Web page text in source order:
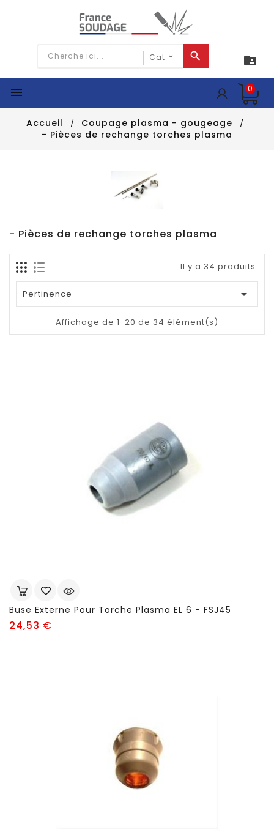

 0
Accueil
Coupage plasma - gougeage
- Pièces de rechange torches plasma
- Pièces de rechange torches plasma
Il y a 34 produits.
Pertinence 
Affichage de 1-20 de 34 élément(s)
Buse Externe Pour Torche Plasma EL 6 - FSJ45
24,53 €